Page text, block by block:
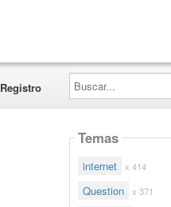
Registro
Buscar...
Temas
internet x 414
Question x 371